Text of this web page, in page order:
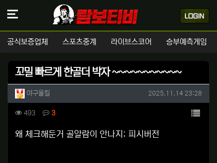
공식보증업체 스포츠중계 라이브스코어 승부예측게임
꼬밀 빠르게 한골더 박자 ~~~~~~~~~~~
작성자 정보
야구올킬 작성일
2025.11.14 23:28
컨텐츠 정보
493조회 3댓글 목록
본문
왜 체크해둔거 골알람이 안나지; 피시버전